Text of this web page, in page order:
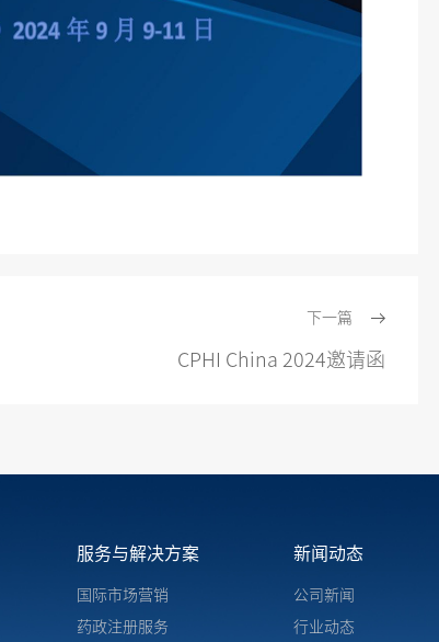
下一篇
CPHI China 2024邀请函
服务与解决方案
国际市场营销
药政注册服务
新闻动态
公司新闻
行业动态